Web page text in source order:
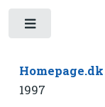
Homepage.dk
1997